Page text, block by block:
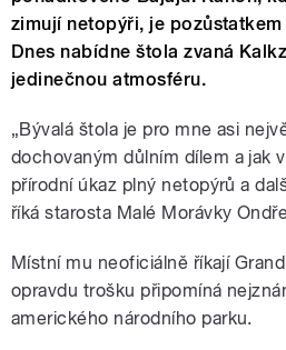
zimují netopýři, je
Dnes nabídne štola zvaná
jedinečnou atmosféru.
„Bývalá štola je pro mne asi
dochovaným důlním dílem a jak
přírodní úkaz plný netopýrů a
říká starosta Malé Morávky
Místní mu neoficiálně říkají
opravdu trošku připomíná
amerického národního parku.